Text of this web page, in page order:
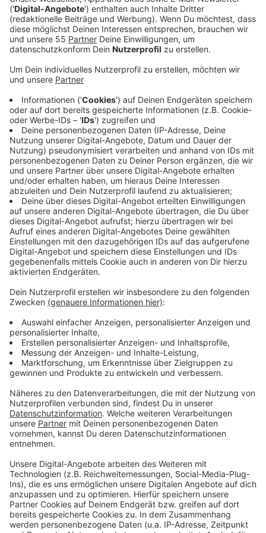
Der Song ist eine Ode an die kalifornischen
Musiklegenden der 1960er, wie zum Beispiel die Beach
Boys oder The Mamas and The Papas und schon - wie
angekündigt - ein Vorgeschmack auf das, was Fans auf
dem neuen Album erwarten darf. Mit ihrem letzten
Album "Human" erreichten sie 30 Milliarden Streams
weltweit. One Republic zählt auch in 2022 noch zu den
erfolgreichsten Popbands der Geschichte. Fans haben
die Chance, ihre neue Single bald als Live-Perofrmance
zu sehen, denn One Republic geht auch bald wieder
selbstverständlich auf Tour.
Anzeige
Wir benötigen Ihre
Zustimmung, um den YouTube
Video-Service zu laden!
Drittanbieters, um Videoinhalte
einzubetten. Dieser Service kann
Daten zu Ihren Aktivitäten
sammeln. Bitte lesen Sie die
Nutzung des Service zu, um dieses
Video anzusehen.
Mehr Informationen
Akzeptieren
powered byUsercentrics Consent
Management Platform
Die neue Single von One Republic: "West Coast"
Anzeige